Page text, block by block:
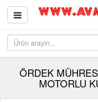
ÖRDEK
MOTORLU